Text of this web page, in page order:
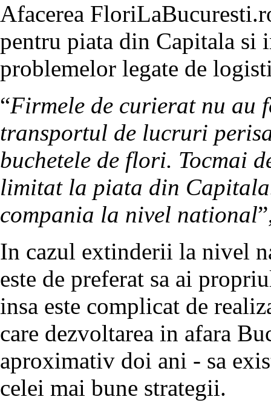
Afacerea
pentru piata din Capitala si
problemelor legate de
“Firmele de curierat nu au
transportul de lucruri
buchetele de flori. Tocmai
limitat la piata din
compania la nivel national
In cazul extinderii la nivel
este de preferat sa ai
insa este complicat de
care dezvoltarea in afara
aproximativ doi ani - sa
celei mai bune strategii.